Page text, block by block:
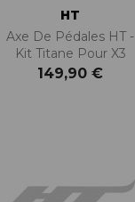
HT
Axe De Pédales HT -
Kit Titane Pour X3
149,90 €